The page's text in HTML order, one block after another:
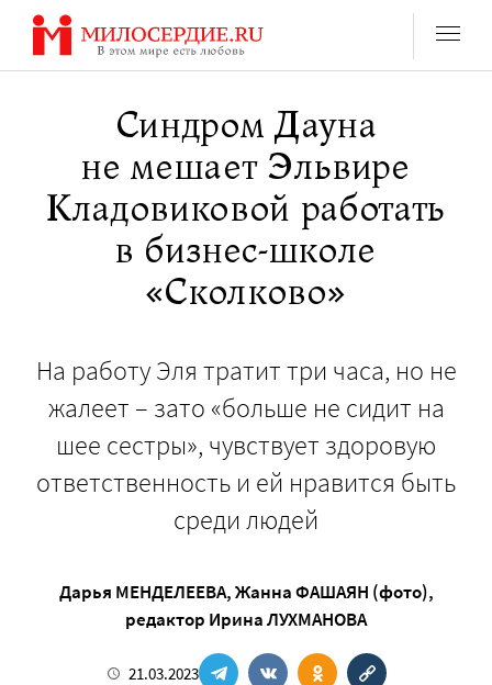
Перейти
содержанию
Синдром Дауна
не мешает Эльвире
Кладовиковой работать
в бизнес-школе
«Сколково»
На работу Эля тратит три часа, но не
жалеет – зато «больше не сидит на
шее сестры», чувствует здоровую
ответственность и ей нравится быть
среди людей
Дарья МЕНДЕЛЕЕВА,Жанна ФАШАЯН (фото),
редактор Ирина ЛУХМАНОВА
21.03.2023